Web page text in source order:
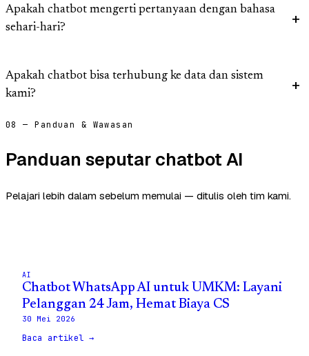
Apakah chatbot mengerti pertanyaan dengan bahasa
sehari-hari?
Apakah chatbot bisa terhubung ke data dan sistem
kami?
08 — Panduan & Wawasan
Panduan seputar chatbot AI
Pelajari lebih dalam sebelum memulai — ditulis oleh tim kami.
AI
Chatbot WhatsApp AI untuk UMKM: Layani
Pelanggan 24 Jam, Hemat Biaya CS
30 Mei 2026
Baca artikel →